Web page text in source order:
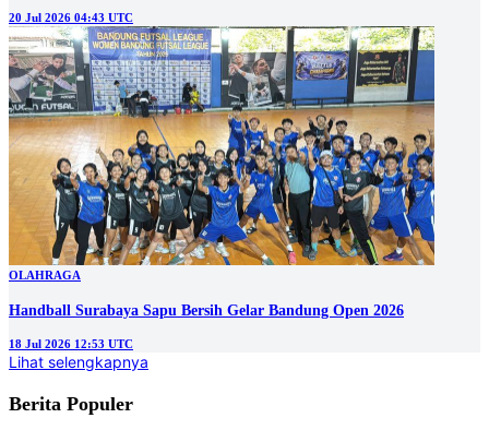
20 Jul 2026 04:43 UTC
OLAHRAGA
Handball Surabaya Sapu Bersih Gelar Bandung Open 2026
18 Jul 2026 12:53 UTC
Lihat selengkapnya
Berita Populer